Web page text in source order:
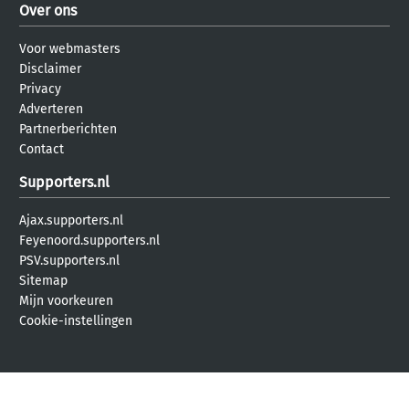
Over ons
Voor webmasters
Disclaimer
Privacy
Adverteren
Partnerberichten
Contact
Supporters.nl
Ajax.supporters.nl
Feyenoord.supporters.nl
PSV.supporters.nl
Sitemap
Mijn voorkeuren
Cookie-instellingen